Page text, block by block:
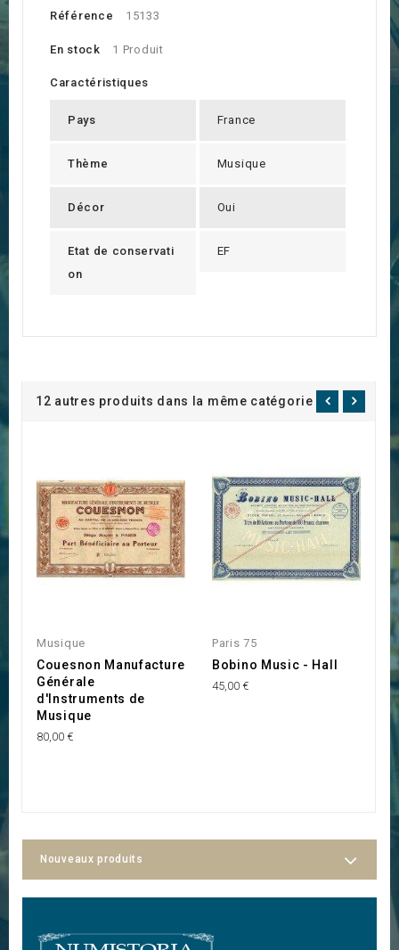
Référence 15133
En stock 1 Produit
Caractéristiques
Pays France
Thème Musique
Décor Oui
Etat de conservati
on
EF
12 autres produits dans la même catégorie :
Musique
Couesnon Manufacture
Générale
d'Instruments de
Musique
80,00 €
Paris 75
Bobino Music - Hall
45,00 €
Nouveaux produits